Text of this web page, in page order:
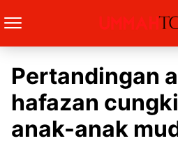
Pertandingan
hafazan
anak-anak